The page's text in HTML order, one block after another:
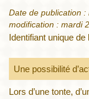
Date de publication :
modification :mardi
Identifiant unique de
Une possibilité
Lors d’une tonte,